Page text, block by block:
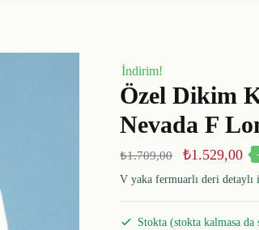
İndirim!
Özel Dikim
Nevada F
₺1.709,00 ₺1.529,00
V yaka fermuarlı deri
Stokta (stokta kalmasa